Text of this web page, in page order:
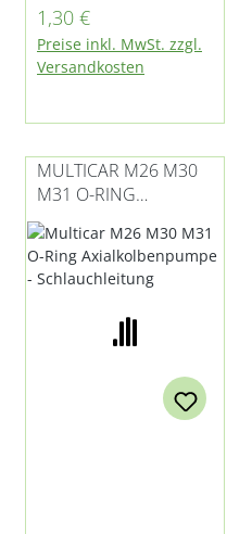
M26.1, M26.2, M26.4,
M26.5, Fumo M30
und M41
Regulärer Preis:
1,30 €
Preise inkl. MwSt. zzgl.
Versandkosten
MULTICAR M26 M30
M31 O-RING
AXIALKOLBENPUMPE
- SCHLAUCHLEITUNG